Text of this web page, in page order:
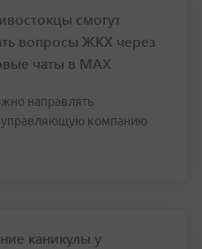
смогут
вопросы ЖКХ через
чаты в МАХ
направлять
компанию
каникулы у